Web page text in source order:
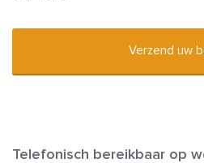
Telefonisch bereikbaar op